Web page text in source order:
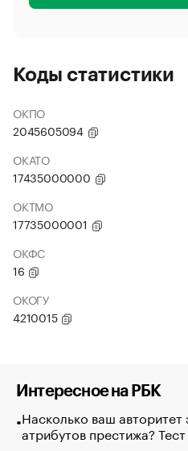
Коды статистики
ОКПО
2045605094
ОКАТО
17435000000
ОКТМО
17735000001
ОКФС
16
ОКОГУ
4210015
Интересное на РБК
Насколько ваш авторитет
атрибутов престижа?